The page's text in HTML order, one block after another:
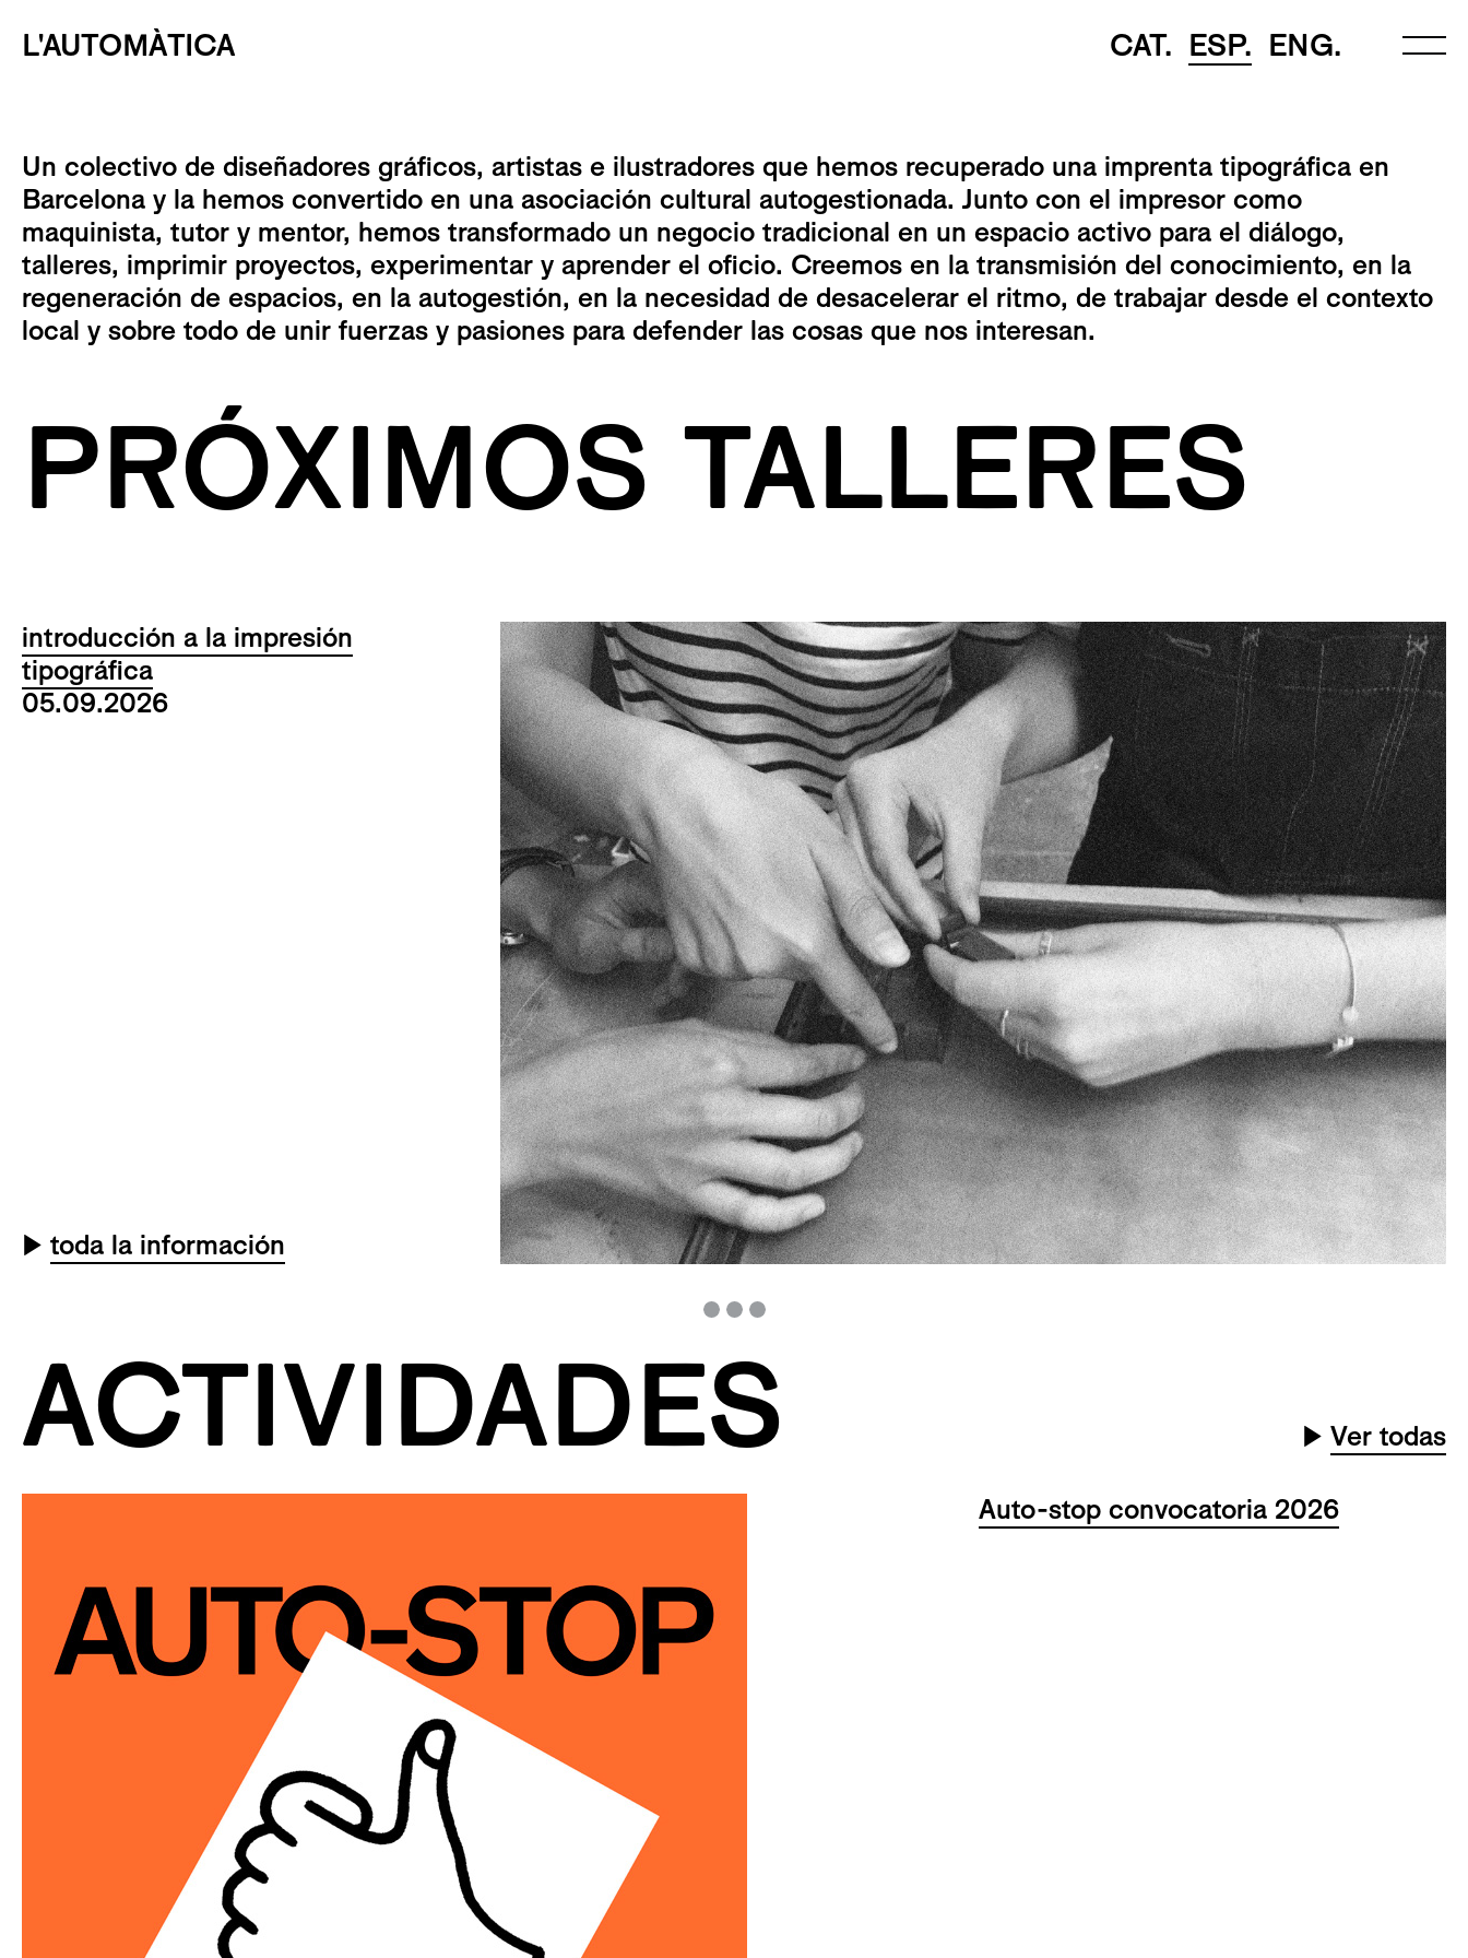
L'AUTOMÀTICA CAT. ESP. ENG.
Un colectivo de diseñadores gráficos, artistas e ilustradores que hemos recuperado una imprenta tipográfica en
Barcelona y la hemos convertido en una asociación cultural autogestionada. Junto con el impresor como
maquinista, tutor y mentor, hemos transformado un negocio tradicional en un espacio activo para el diálogo,
talleres, imprimir proyectos, experimentar y aprender el oficio. Creemos en la transmisión del conocimiento, en la
regeneración de espacios, en la autogestión, en la necesidad de desacelerar el ritmo, de trabajar desde el contexto
local y sobre todo de unir fuerzas y pasiones para defender las cosas que nos interesan.
PRÓXIMOS TALLERES
introducción a la impresión
tipográfica
05.09.2026
▶ toda la información
ACTIVIDADES ▶ Ver todas
Auto-stop convocatoria 2026